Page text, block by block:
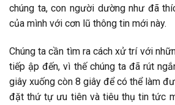
chúng ta, con người dường như đã
của mình với cơn lũ thông tin mới này.
Chúng ta cần tìm ra cách xử trí với
tiếp ập đến, vì thế chúng ta đã rút
giây xuống còn 8 giây để có thể làm
đặt thứ tự ưu tiên và tiêu thụ tin tức